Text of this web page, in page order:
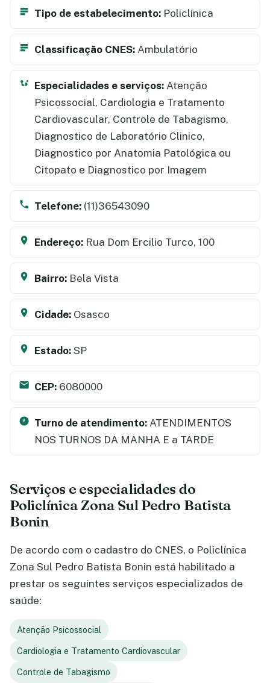
Tipo de estabelecimento: Policlínica
Classificação CNES: Ambulatório
Especialidades e serviços: Atenção
Psicossocial, Cardiologia e Tratamento
Cardiovascular, Controle de Tabagismo,
Diagnostico de Laboratório Clinico,
Diagnostico por Anatomia Patológica ou
Citopato e Diagnostico por Imagem
Telefone: (11)36543090
Endereço: Rua Dom Ercilio Turco, 100
Bairro: Bela Vista
Cidade: Osasco
Estado: SP
CEP: 6080000
Turno de atendimento: ATENDIMENTOS
NOS TURNOS DA MANHA E a TARDE
Serviços e especialidades do
Policlínica Zona Sul Pedro Batista
Bonin
De acordo com o cadastro do CNES, o Policlínica
Zona Sul Pedro Batista Bonin está habilitado a
prestar os seguintes serviços especializados de
saúde:
Atenção Psicossocial
Cardiologia e Tratamento Cardiovascular
Controle de Tabagismo